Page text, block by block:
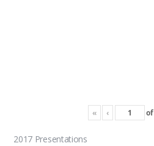
« ‹ of
2017 Presentations